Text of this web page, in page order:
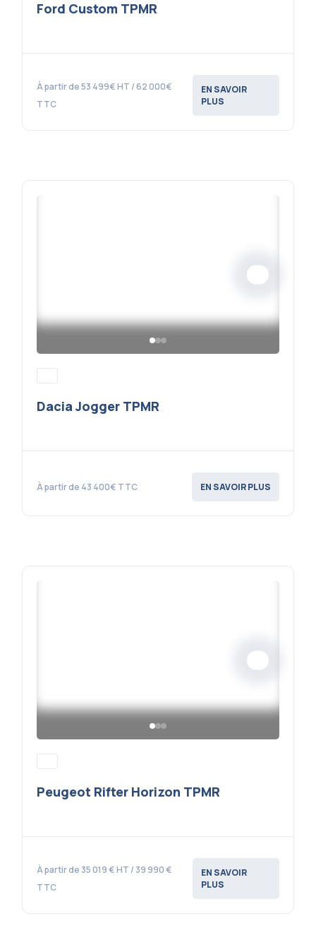
Ford Custom TPMR
À partir de 53 499€ HT / 62 000€
TTC
EN SAVOIR
PLUS
Dacia Jogger TPMR
À partir de 43 400€ TTC EN SAVOIR PLUS
Peugeot Rifter Horizon TPMR
À partir de 35 019 € HT / 39 990 €
TTC
EN SAVOIR
PLUS